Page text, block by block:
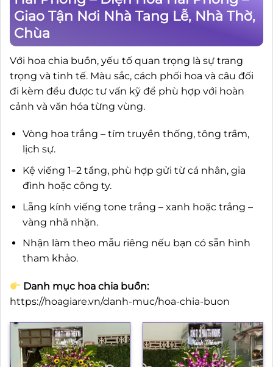
Giao Tận Nơi Nhà Tang Lễ, Nhà Thờ,
Chùa
Với hoa chia buồn, yếu tố quan trọng là sự trang
trọng và tinh tế. Màu sắc, cách phối hoa và câu đối
đi kèm đều được tư vấn kỹ để phù hợp với hoàn
cảnh và văn hóa từng vùng.
Vòng hoa trắng – tím truyền thống, tông trầm,
lịch sự.
Kệ viếng 1–2 tầng, phù hợp gửi từ cá nhân, gia
đình hoặc công ty.
Lẵng kính viếng tone trắng – xanh hoặc trắng –
vàng nhã nhặn.
Nhận làm theo mẫu riêng nếu bạn có sẵn hình
tham khảo.
Danh mục hoa chia buồn:
https://hoagiare.vn/danh-muc/hoa-chia-buon